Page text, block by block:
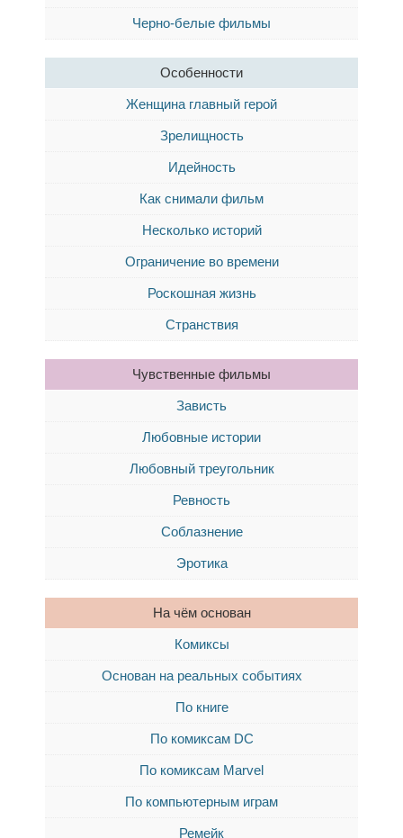
Черно-белые фильмы
Особенности
Женщина главный герой
Зрелищность
Идейность
Как снимали фильм
Несколько историй
Ограничение во времени
Роскошная жизнь
Странствия
Чувственные фильмы
Зависть
Любовные истории
Любовный треугольник
Ревность
Соблазнение
Эротика
На чём основан
Комиксы
Основан на реальных событиях
По книге
По комиксам DC
По комиксам Marvel
По компьютерным играм
Ремейк